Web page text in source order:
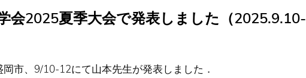
会2025夏季大会で発表しました（2025.9.10-
市、9/10-12にて山本先生が発表しました．